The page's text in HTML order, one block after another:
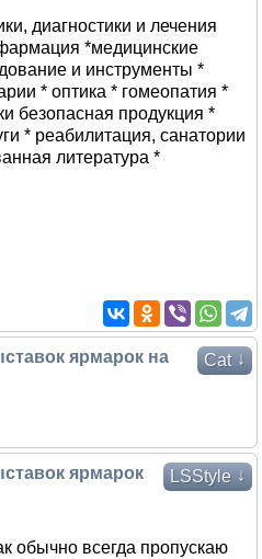
диагностики и лечения
*медицинские
и инструменты *
* оптика * гомеопатия *
безопасная продукция *
* реабилитация, санатории
литература *
Cat ↓
ярмарок на
LSStyle ↓
ярмарок
обычно всегда пропускаю